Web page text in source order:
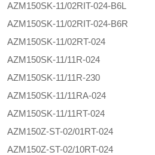
AZM150SK-11/02RIT-024-B6L
AZM150SK-11/02RIT-024-B6R
AZM150SK-11/02RT-024
AZM150SK-11/11R-024
AZM150SK-11/11R-230
AZM150SK-11/11RA-024
AZM150SK-11/11RT-024
AZM150Z-ST-02/01RT-024
AZM150Z-ST-02/10RT-024